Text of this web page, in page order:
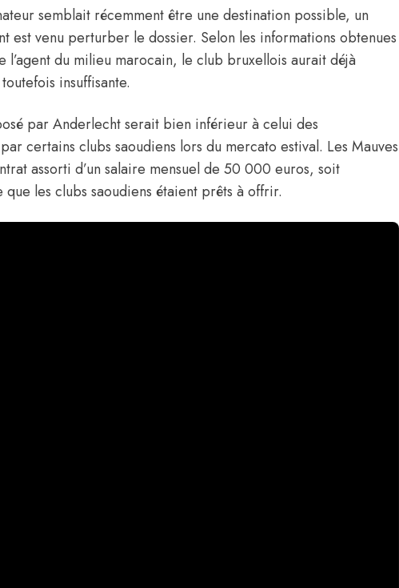
semblait récemment être une destination possible, un
est venu perturber le dossier. Selon les informations obtenues
l’agent du milieu marocain, le club bruxellois aurait déjà
insuffisante.
par Anderlecht serait bien inférieur à celui des
certains clubs saoudiens lors du mercato estival. Les Mauves
assorti d’un salaire mensuel de 50 000 euros, soit
les clubs saoudiens étaient prêts à offrir.